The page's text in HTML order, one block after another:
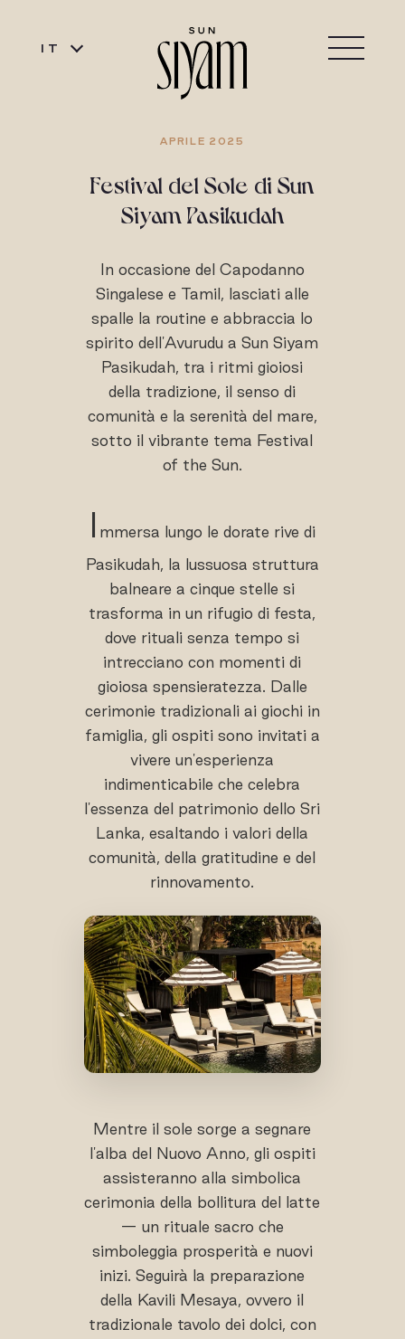
IT
APRILE 2025
Festival del Sole di Sun
Siyam Pasikudah
In occasione del Capodanno
Singalese e Tamil, lasciati alle
spalle la routine e abbraccia lo
spirito dell'Avurudu a Sun Siyam
Pasikudah, tra i ritmi gioiosi
della tradizione, il senso di
comunità e la serenità del mare,
sotto il vibrante tema Festival
of the Sun.
I mmersa lungo le dorate rive di
Pasikudah, la lussuosa struttura
balneare a cinque stelle si
trasforma in un rifugio di festa,
dove rituali senza tempo si
intrecciano con momenti di
gioiosa spensieratezza. Dalle
cerimonie tradizionali ai giochi in
famiglia, gli ospiti sono invitati a
vivere un'esperienza
indimenticabile che celebra
l'essenza del patrimonio dello Sri
Lanka, esaltando i valori della
comunità, della gratitudine e del
rinnovamento.
Mentre il sole sorge a segnare
l'alba del Nuovo Anno, gli ospiti
assisteranno alla simbolica
cerimonia della bollitura del latte
— un rituale sacro che
simboleggia prosperità e nuovi
inizi. Seguirà la preparazione
della Kavili Mesaya, ovvero il
tradizionale tavolo dei dolci, con